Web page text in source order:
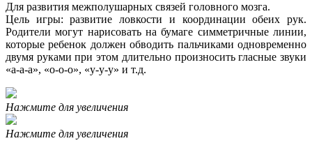
Для развития межполушарных связей головного мозга.
Цель игры: развитие ловкости и координации обеих рук.
Родители могут нарисовать на бумаге симметричные линии,
которые ребенок должен обводить пальчиками одновременно
двумя руками при этом длительно произносить гласные звуки
«а-а-а», «о-о-о», «у-у-у» и т.д.
Нажмите для увеличения
Нажмите для увеличения